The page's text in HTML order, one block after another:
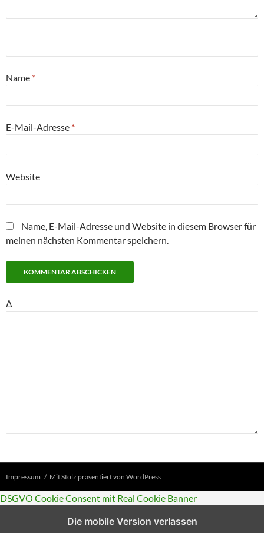
Name *
E-Mail-Adresse *
Website
Name, E-Mail-Adresse und Website in diesem Browser für
meinen nächsten Kommentar speichern.
Δ
Impressum Mit Stolz präsentiert von WordPress
DSGVO Cookie Consent mit Real Cookie Banner
Die mobile Version verlassen